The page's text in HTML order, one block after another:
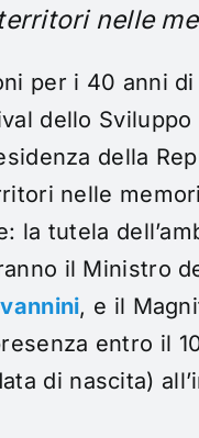
nelle
per i 40 anni
dello
della
nelle
la tutela
il Ministro
, e il
entro il
di nascita)